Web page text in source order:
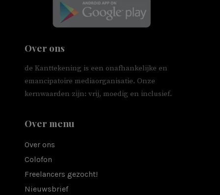
Over ons
de Kanttekening is een onafhankelijke en
emancipatoire mediaorganisatie. Onze
kernwaarden zijn: vrij, moedig en inclusief.
Over menu
Over ons
Colofon
Freelancers gezocht!
Nieuwsbrief